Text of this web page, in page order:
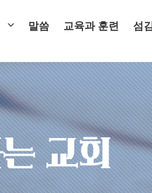
말씀 교육과 훈련 섬